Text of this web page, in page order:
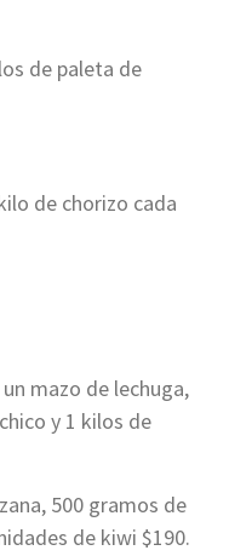
de paleta de
de chorizo cada
mazo de lechuga,
y 1 kilos de
500 gramos de
de kiwi $190.